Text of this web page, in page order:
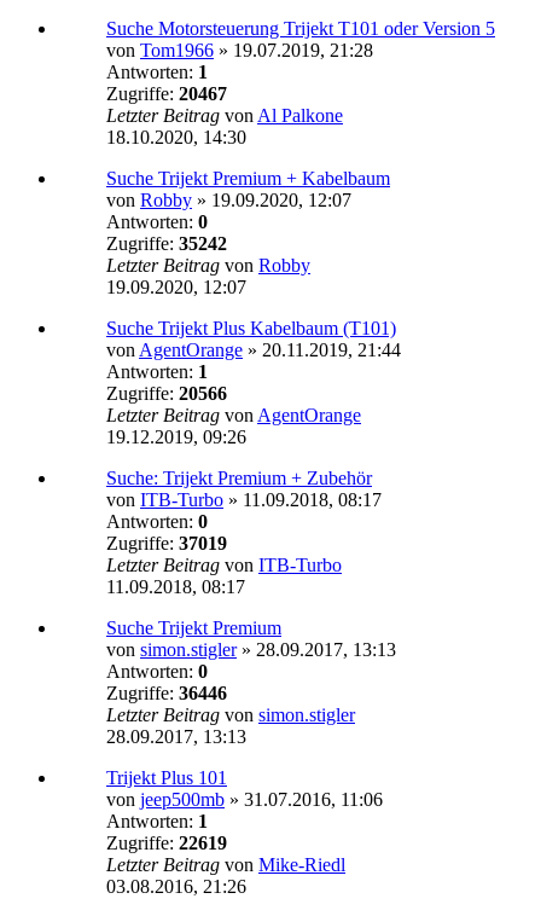
Suche Motorsteuerung Trijekt T101 oder Version 5
von Tom1966 » 19.07.2019, 21:28
Antworten: 1
Zugriffe: 20467
Letzter Beitrag von Al Palkone
18.10.2020, 14:30
Suche Trijekt Premium + Kabelbaum
von Robby » 19.09.2020, 12:07
Antworten: 0
Zugriffe: 35242
Letzter Beitrag von Robby
19.09.2020, 12:07
Suche Trijekt Plus Kabelbaum (T101)
von AgentOrange » 20.11.2019, 21:44
Antworten: 1
Zugriffe: 20566
Letzter Beitrag von AgentOrange
19.12.2019, 09:26
Suche: Trijekt Premium + Zubehör
von ITB-Turbo » 11.09.2018, 08:17
Antworten: 0
Zugriffe: 37019
Letzter Beitrag von ITB-Turbo
11.09.2018, 08:17
Suche Trijekt Premium
von simon.stigler» 28.09.2017, 13:13
Antworten: 0
Zugriffe: 36446
Letzter Beitrag von simon.stigler
28.09.2017, 13:13
Trijekt Plus 101
von jeep500mb » 31.07.2016, 11:06
Antworten: 1
Zugriffe: 22619
Letzter Beitrag von Mike-Riedl
03.08.2016, 21:26